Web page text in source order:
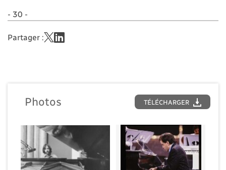
- 30 -
Partager :
Photos TÉLÉCHARGER